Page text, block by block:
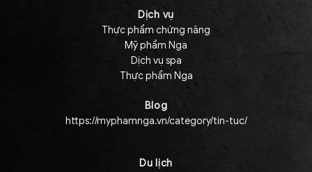
Dịch vụ
Thực phẩm chứng năng
Mỹ phẩm Nga
Dịch vụ spa
Thực phẩm Nga
Blog
https://myphamnga.vn/category/tin-tuc/
Du lịch